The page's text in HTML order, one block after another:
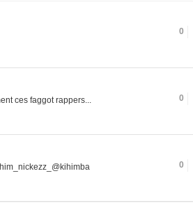
0
0
ces faggot rappers...
0